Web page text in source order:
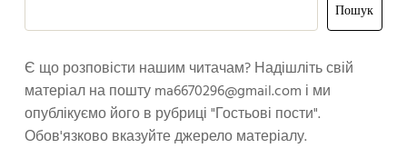
Пошук
Є що розповісти нашим читачам? Надішліть свій
матеріал на поштуma6670296@gmail.com і ми
опублікуємо його в рубриці "Гостьові пости".
Обов'язково вказуйте джерело матеріалу.